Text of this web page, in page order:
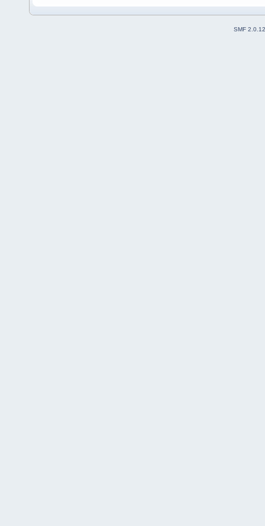
SMF 2.0.12